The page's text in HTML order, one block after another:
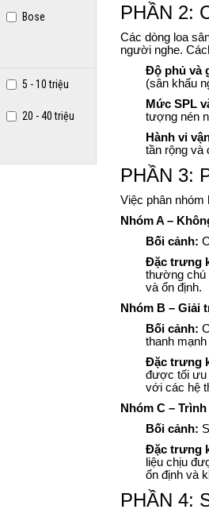
Bose
5 - 10 triệu
20 - 40 triệu
PHẦN 2:
Các dòng loa
người nghe.
Độ phủ và
(sân khấu
Mức SPL
tượng nén
Hành vi
tần rộng và
PHẦN 3:
Việc phân nhóm
Nhóm A –
Bối cảnh:
Đặc trưng
thường chú
và ổn định.
Nhóm B – Giải
Bối cảnh:
thanh mạnh
Đặc trưng
được tối ưu
với các hệ
Nhóm C –
Bối cảnh:
Đặc trưng
liệu chịu
ổn định và
PHẦN 4: